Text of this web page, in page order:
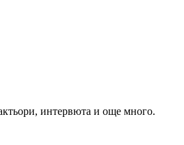
интервюта и още много.